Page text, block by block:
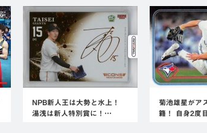
NPB新人王は大勢と水上！
湯浅は新人特別賞に！…
菊池雄星がア
籍！ 自身2度